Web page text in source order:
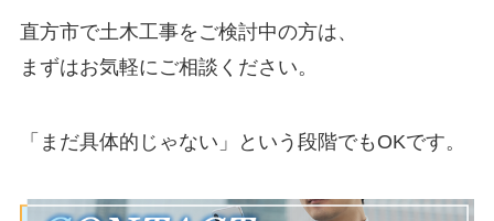
直方市で土木工事をご検討中の方は、
まずはお気軽にご相談ください。
「まだ具体的じゃない」という段階でもOKです。